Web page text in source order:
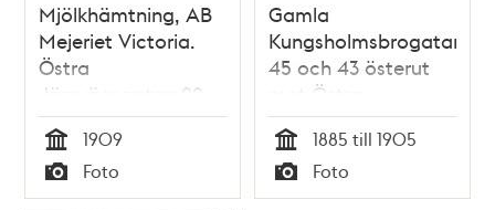
Mjölkhämtning, AB
Mejeriet Victoria.
Östra
Järnvägsgatan 22.
Storstrejken år 1909
Tid
1909
Typ
Foto
Gamla
Kungsholmsbrogatan
45 och 43 österut
mot Östra
Järnvägsgatan. Nuv.
kv. Terminalen
Tid
1885 till 1905
Typ
Foto